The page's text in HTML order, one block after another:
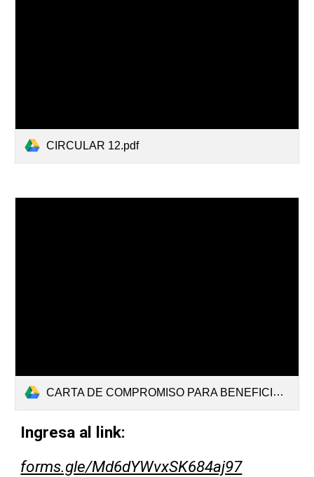
CIRCULAR 12.pdf
CARTA DE COMPROMISO PARA BENEFICIARIOS DE LA CONVOCATORIA 2024-1.docx
Ingresa al link:
forms.gle/Md6dYWvxSK684aj97